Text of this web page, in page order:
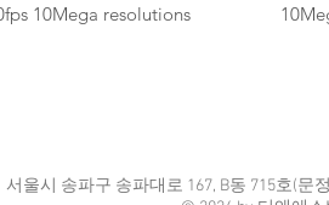
10Mega resolutions
서울시 송파구 송파대로 167, B동 715호(문